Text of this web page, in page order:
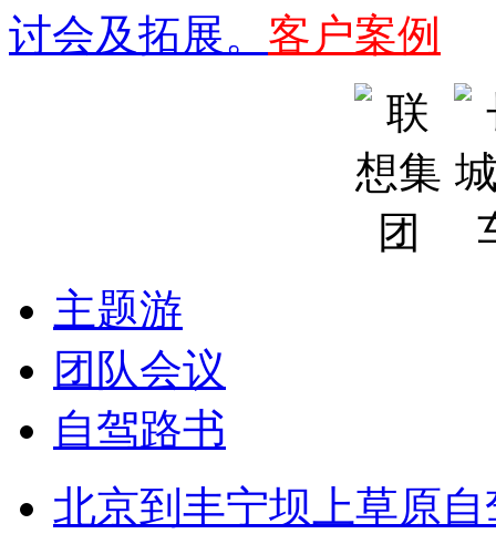
讨会及拓展。 客户案例
主题游
团队会议
自驾路书
北京到丰宁坝上草原